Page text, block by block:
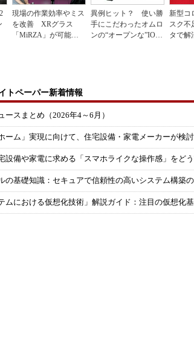
現場の作業効率やミス
を改善 XRグラス
「MiRZA」が可能に
異例ヒット？ 使い勝
手にこだわったオムロ
ンの“オープンな”IO-L
新型コ
スク不
タで解
トペーパー新着情報
ースまとめ（2026年4～6月）
ーム」実現に向けて、住宅設備・家電メーカーが検
設備や家電に求める「スマホライクな操作感」をど
の基礎知識：セキュアで信頼性の高いシステム構築
ムにおける仮想化技術」解説ガイド：注目の仮想化